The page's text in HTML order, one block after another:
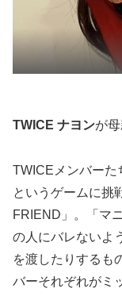
TWICE ナヨンが
TWICEメンバーた
というゲームに挑
FRIEND」。「マ
の人にバレないよ
を渡したりするも
バーそれぞれがミ